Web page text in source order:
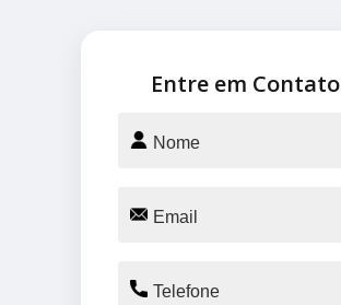
Entre em Contato